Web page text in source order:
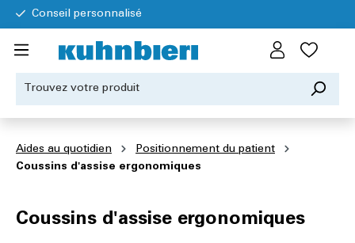
Conseil personnalisé
Aides au quotidien
Positionnement du patient
Coussins d'assise ergonomiques
Coussins d'assise ergonomiques